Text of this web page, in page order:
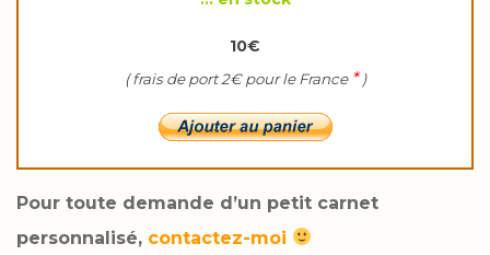
10€
( frais de port 2€ pour le France *)
Pour toute demande d’un petit carnet
personnalisé, contactez-moi